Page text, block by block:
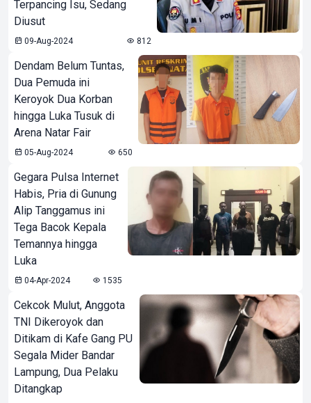
Terpancing Isu, Sedang
Diusut
09-Aug-2024 812
Dendam Belum Tuntas,
Dua Pemuda ini
Keroyok Dua Korban
hingga Luka Tusuk di
Arena Natar Fair
05-Aug-2024 650
Gegara Pulsa Internet
Habis, Pria di Gunung
Alip Tanggamus ini
Tega Bacok Kepala
Temannya hingga
Luka
04-Apr-2024 1535
Cekcok Mulut, Anggota
TNI Dikeroyok dan
Ditikam di Kafe Gang PU
Segala Mider Bandar
Lampung, Dua Pelaku
Ditangkap